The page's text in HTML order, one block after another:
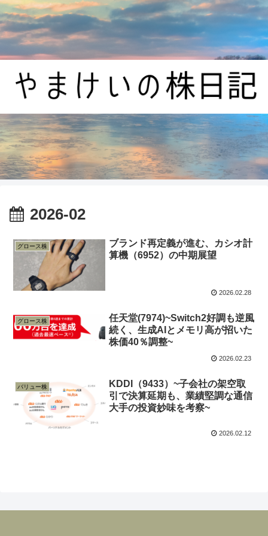
2026-02
グロース株
ブランド再定義が進む、カシオ計
算機（6952）の中期展望
2026.02.28
グロース株
任天堂(7974)~Switch2好調も逆風
続く、生成AIとメモリ高が招いた
株価40％調整~
2026.02.23
バリュー株
KDDI（9433）~子会社の架空取
引で決算延期も、業績堅調な通信
大手の投資妙味を考察~
2026.02.12